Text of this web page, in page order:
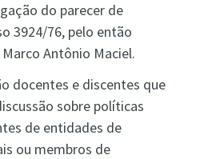
do parecer de
3924/76, pelo então
Antônio Maciel.
docentes e discentes que
sobre políticas
de entidades de
ou membros de